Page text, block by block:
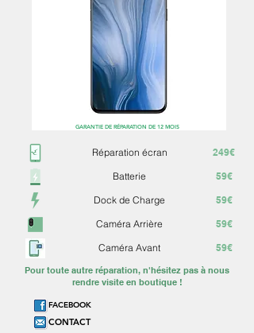
GARANTIE DE RÉPARATION DE 12 MOIS
Réparation écran
Batterie
Dock de Charge
249€
59€
59€
Caméra Avant 59€
CONTACT
FACEBOOK
59€
Caméra Arrière
Pour toute autre réparation, n'hésitez pas à nous
rendre visite en boutique !